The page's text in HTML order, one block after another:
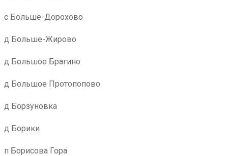
с Больше-Дорохово
д Больше-Жирово
д Большое Брагино
д Большое Протопопово
д Борзуновка
д Борики
п Борисова Гора